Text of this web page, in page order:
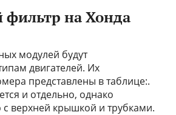
на Хонда
модулей будут
двигателей. Их
представлены в таблице:.
и отдельно, однако
с верхней крышкой и трубками.